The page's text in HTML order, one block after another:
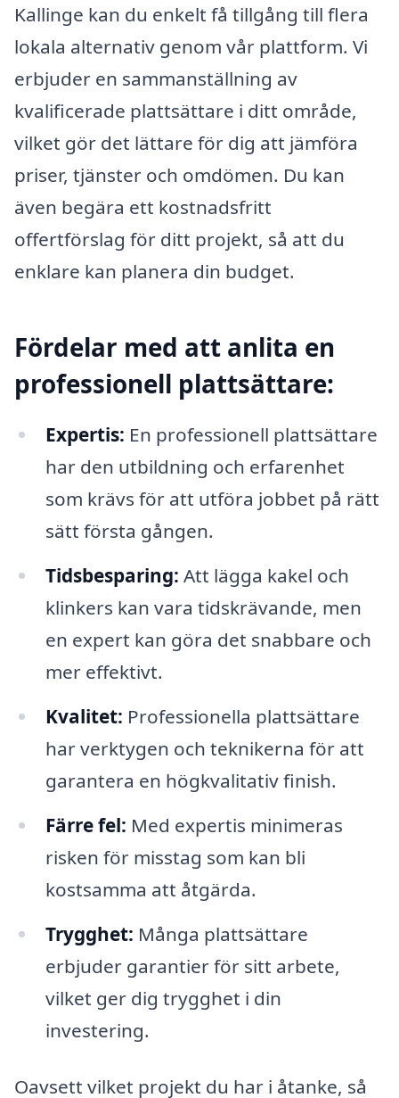
Kallinge kan du enkelt få tillgång till flera
lokala alternativ genom vår plattform. Vi
erbjuder en sammanställning av
kvalificerade plattsättare i ditt område,
vilket gör det lättare för dig att jämföra
priser, tjänster och omdömen. Du kan
även begära ett kostnadsfritt
offertförslag för ditt projekt, så att du
enklare kan planera din budget.
Fördelar med att anlita en
professionell plattsättare:
Expertis: En professionell plattsättare
har den utbildning och erfarenhet
som krävs för att utföra jobbet på rätt
sätt första gången.
Tidsbesparing: Att lägga kakel och
klinkers kan vara tidskrävande, men
en expert kan göra det snabbare och
mer effektivt.
Kvalitet: Professionella plattsättare
har verktygen och teknikerna för att
garantera en högkvalitativ finish.
Färre fel: Med expertis minimeras
risken för misstag som kan bli
kostsamma att åtgärda.
Trygghet: Många plattsättare
erbjuder garantier för sitt arbete,
vilket ger dig trygghet i din
investering.
Oavsett vilket projekt du har i åtanke, så